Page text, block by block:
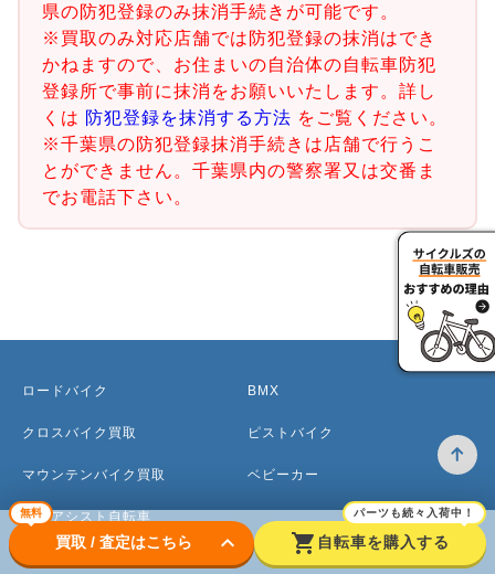
県の防犯登録のみ抹消手続きが可能です。
※買取のみ対応店舗では防犯登録の抹消はでき
かねますので、お住まいの自治体の自転車防犯
登録所で事前に抹消をお願いいたします。詳し
くは 防犯登録を抹消する方法 をご覧ください。
※千葉県の防犯登録抹消手続きは店舗で行うこ
とができません。千葉県内の警察署又は交番ま
でお電話下さい。
無料
買取 / 査定はこちら keyboard_arrow_down shopping_cart
パーツも続々入荷中！
自転車を購入する
ロードバイク
クロスバイク買取
マウンテンバイク買取
電動アシスト自転車
BMX
ピストバイク
ベビーカー